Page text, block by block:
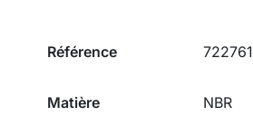
Référence 722761
Matière NBR